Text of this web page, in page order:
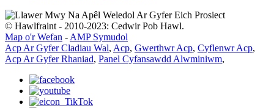
© Hawlfraint - 2010-2023: Cedwir Pob Hawl.
Map o'r Wefan - AMP Symudol
Acp Ar Gyfer Cladiau Wal, Acp, Gwerthwr Acp, Cyflenwr Acp,
Acp Ar Gyfer Rhaniad, Panel Cyfansawdd Alwminiwm,